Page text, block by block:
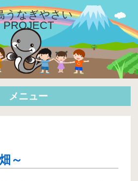
うなぎやさい
PROJECT
メニュー
～